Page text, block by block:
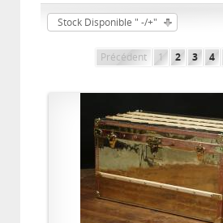
Stock Disponible " -/+"
Précédent 1 2 3 4